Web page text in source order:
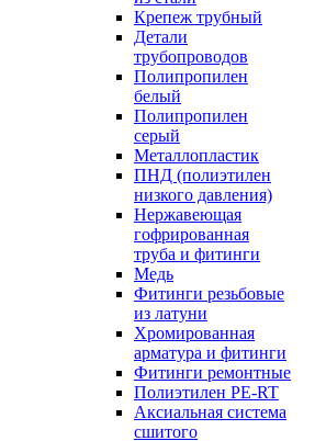
Крепеж трубный
Детали
трубопроводов
Полипропилен
белый
Полипропилен
серый
Металлопластик
ПНД (полиэтилен
низкого давления)
Нержавеющая
гофрированная
труба и фитинги
Медь
Фитинги резьбовые
из латуни
Хромированная
арматура и фитинги
Фитинги ремонтные
Полиэтилен PE-RT
Аксиальная система
сшитого